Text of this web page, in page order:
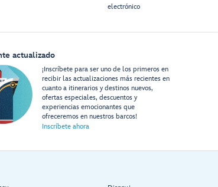
electrónico
actualizado
¡Inscríbete para ser uno de los primeros en
recibir las actualizaciones más recientes en
cuanto a itinerarios y destinos nuevos,
ofertas especiales, descuentos y
experiencias emocionantes que
ofreceremos en nuestros barcos!
Inscríbete ahora